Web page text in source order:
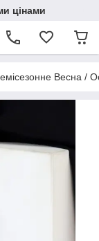
цінами
Весна /